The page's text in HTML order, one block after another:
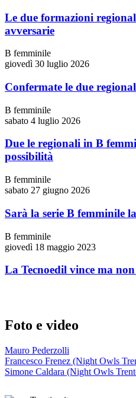
Le due formazioni
avversarie
B femminile
giovedì 30 luglio 2026
Confermate le due
B femminile
sabato 4 luglio 2026
Due le regionali in B
possibilità
B femminile
sabato 27 giugno 2026
Sarà la serie B femminile
B femminile
giovedì 18 maggio 2023
La Tecnoedil vince ma
Foto e video
Mauro Pederzolli
Francesco Frenez (Night Owls
Simone Caldara (Night Owls